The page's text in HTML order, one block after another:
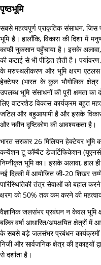
पृष्ठभूमि
सबसे महत्वपूर्ण प्राकृतिक संसाधन, जिस
भूमि है। हालाँकि, विकास की दिशा में
काफी नुकसान पहुँचाया है। इसके
की कटाई से भी पीड़ित होती है।
के मरुस्थलीकरण और भूमि क्षरण
हेक्टेयर (भारत के कुल भौगोलिक
उपलब्ध भूमि संसाधनों की पूरी क्षमता
लिए वाटरशेड विकास कार्यक्रम बहुत
जटिल और बहुआयामी है और इसके विकास
और नवीन दृष्टिकोण की आवश्यकता है।
भारत सरकार 26 मिलियन हेक्टेयर भूमि
कन्वेंशन टू कॉम्बैट डेजर्टिफिकेशन
निम्नीकृत भूमि का। इसके अलावा, हाल
नई दिल्ली में आयोजित जी-20 शिखर
पारिस्थितिकी तंत्र सेवाओं को बहाल
क्षरण को 50% तक कम करने की
वैज्ञानिक जलसंभर प्रबंधन न केवल भूमि
बल्कि वर्षा आधारित/अपक्षयित क्षेत्रों में
के सबसे बड़े जलसंभर प्रबंधन कार्यक्रमों
निजी और सार्वजनिक क्षेत्र की इकाइयों
से दर्शाता है।